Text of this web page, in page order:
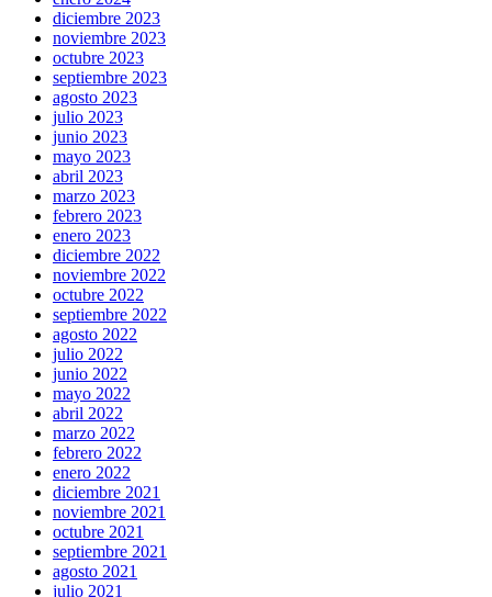
diciembre 2023
noviembre 2023
octubre 2023
septiembre 2023
agosto 2023
julio 2023
junio 2023
mayo 2023
abril 2023
marzo 2023
febrero 2023
enero 2023
diciembre 2022
noviembre 2022
octubre 2022
septiembre 2022
agosto 2022
julio 2022
junio 2022
mayo 2022
abril 2022
marzo 2022
febrero 2022
enero 2022
diciembre 2021
noviembre 2021
octubre 2021
septiembre 2021
agosto 2021
julio 2021